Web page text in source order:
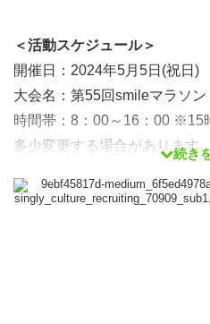
＜活動スケジュール＞
開催日：2024年5月5日(祝日)
大会名：第55回smileマラソン
時間帯：8：00～16：00 ※15
多少変更する場合があります。
募集人数：20名
続き